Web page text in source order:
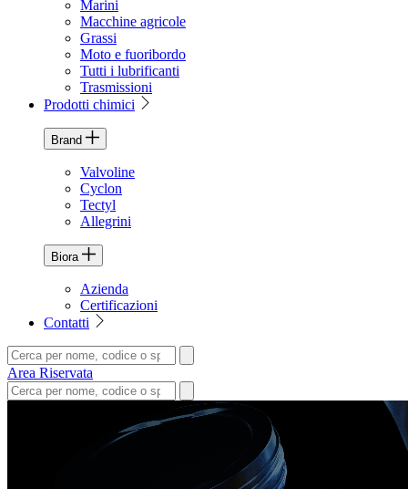
Marini
Macchine agricole
Grassi
Moto e fuoribordo
Tutti i lubrificanti
Trasmissioni
Prodotti chimici
Brand
Valvoline
Cyclon
Tectyl
Allegrini
Biora
Azienda
Certificazioni
Contatti
Area Riservata